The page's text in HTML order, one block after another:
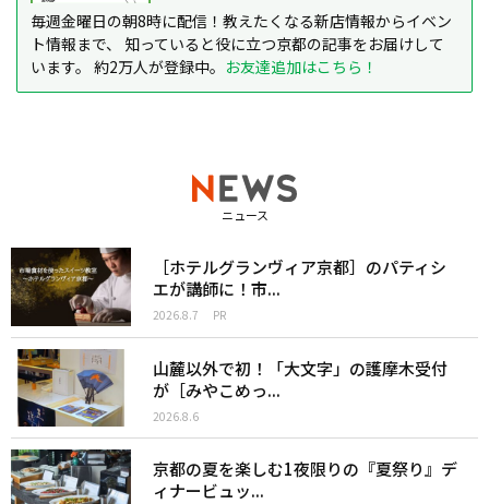
毎週金曜日の朝8時に配信！教えたくなる新店情報からイベン
ト情報まで、 知っていると役に立つ京都の記事をお届けして
います。 約2万人が登録中。 お友達追加はこちら！
ニュース
［ホテルグランヴィア京都］のパティシ
エが講師に！市...
2026.8.7 PR
山麓以外で初！「大文字」の護摩木受付
が［みやこめっ...
2026.8.6
京都の夏を楽しむ1夜限りの『夏祭り』デ
ィナービュッ...